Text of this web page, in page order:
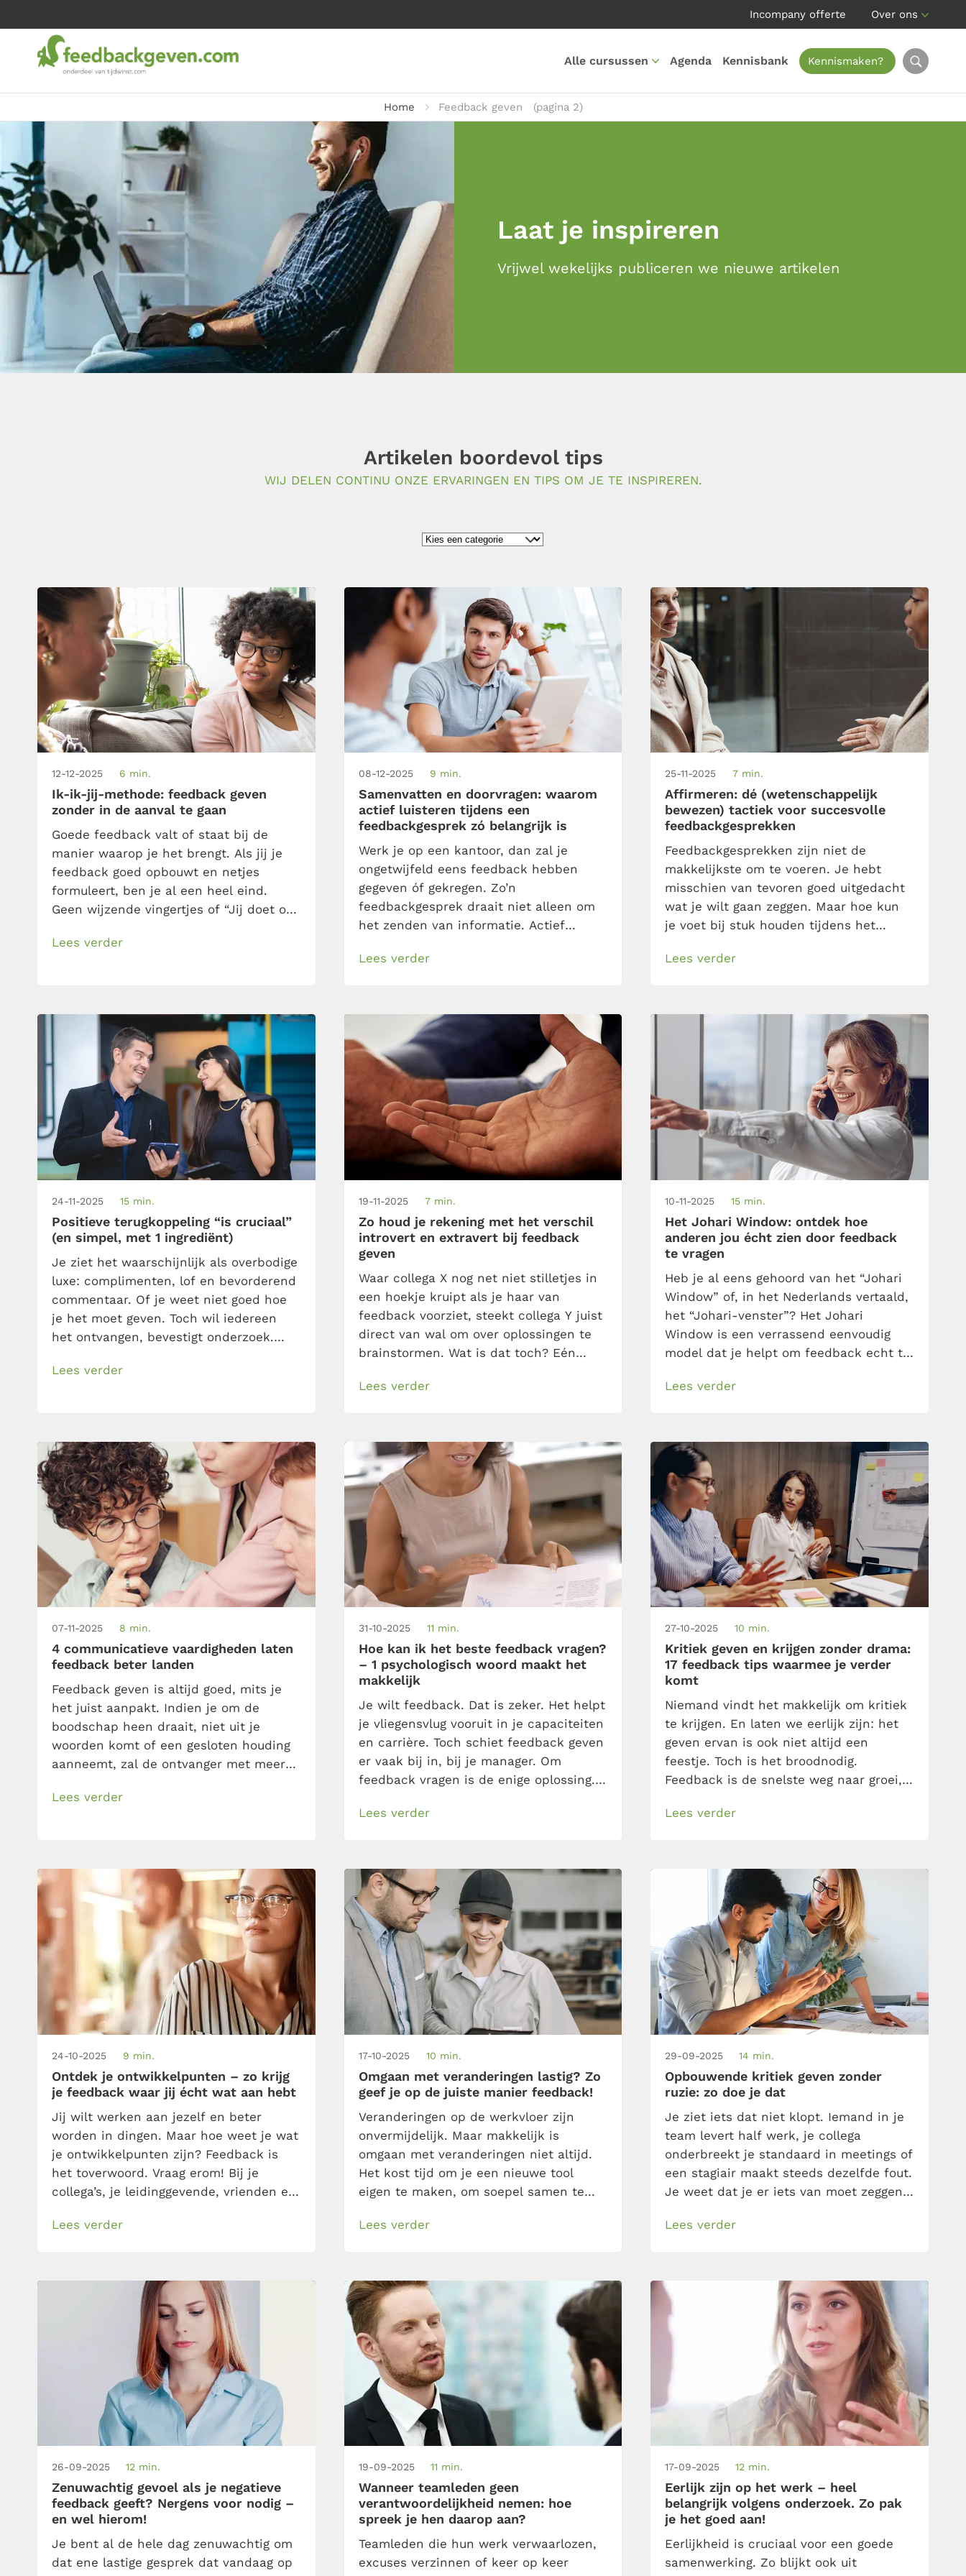
Incompany offerte Over ons
Alle cursussen Agenda Kennisbank Kennismaken?
Home Feedback geven (pagina 2)
Laat je inspireren
Vrijwel wekelijks publiceren we nieuwe artikelen
Artikelen boordevol tips
WIJ DELEN CONTINU ONZE ERVARINGEN EN TIPS OM JE TE INSPIREREN.
12-12-2025 6 min.
Ik-ik-jij-methode: feedback geven
zonder in de aanval te gaan
Goede feedback valt of staat bij de
manier waarop je het brengt. Als jij je
feedback goed opbouwt en netjes
formuleert, ben je al een heel eind.
Geen wijzende vingertjes of “Jij doet ook
feedback geven vanuit jezelf en met oog
Lees verder
08-12-2025 9 min.
Samenvatten en doorvragen: waarom
actief luisteren tijdens een
feedbackgesprek zó belangrijk is
Werk je op een kantoor, dan zal je
ongetwijfeld eens feedback hebben
gegeven óf gekregen. Zo’n
feedbackgesprek draait niet alleen om
het zenden van informatie. Actief
dat is meer dan een beetje hummen en
Lees verder
25-11-2025 7 min.
Affirmeren: dé (wetenschappelijk
bewezen) tactiek voor succesvolle
feedbackgesprekken
Feedbackgesprekken zijn niet de
makkelijkste om te voeren. Je hebt
misschien van tevoren goed uitgedacht
wat je wilt gaan zeggen. Maar hoe kun
je voet bij stuk houden tijdens het
het niet met je eens is of juist gekwetst
affirmeren.
Lees verder
24-11-2025 15 min.
Positieve terugkoppeling “is cruciaal”
(en simpel, met 1 ingrediënt)
Je ziet het waarschijnlijk als overbodige
luxe: complimenten, lof en bevorderend
commentaar. Of je weet niet goed hoe
je het moet geven. Toch wil iedereen
het ontvangen, bevestigt onderzoek.
effectieve positieve terugkoppeling en 1
Lees verder
19-11-2025 7 min.
Zo houd je rekening met het verschil
introvert en extravert bij feedback
geven
Waar collega X nog net niet stilletjes in
een hoekje kruipt als je haar van
feedback voorziet, steekt collega Y juist
direct van wal om over oplossingen te
brainstormen. Wat is dat toch? Eén
extravert speelt een grote rol. Zo houd
Lees verder
10-11-2025 15 min.
Het Johari Window: ontdek hoe
anderen jou écht zien door feedback
te vragen
Heb je al eens gehoord van het “Johari
Window” of, in het Nederlands vertaald,
het “Johari-venster”? Het Johari
Window is een verrassend eenvoudig
model dat je helpt om feedback echt te
van jezelf duidelijk zichtbaar zijn, welke
anderen wél zien, maar jij […]
Lees verder
07-11-2025 8 min.
4 communicatieve vaardigheden laten
feedback beter landen
Feedback geven is altijd goed, mits je
het juist aanpakt. Indien je om de
boodschap heen draait, niet uit je
woorden komt of een gesloten houding
aanneemt, zal de ontvanger met meer
Werk daarom aan je communicatieve
Lees verder
31-10-2025 11 min.
Hoe kan ik het beste feedback vragen?
– 1 psychologisch woord maakt het
makkelijk
Je wilt feedback. Dat is zeker. Het helpt
je vliegensvlug vooruit in je capaciteiten
en carrière. Toch schiet feedback geven
er vaak bij in, bij je manager. Om
feedback vragen is de enige oplossing.
het woord “feedback” vervangt, zegt
Lees verder
27-10-2025 10 min.
Kritiek geven en krijgen zonder drama:
17 feedback tips waarmee je verder
komt
Niemand vindt het makkelijk om kritiek
te krijgen. En laten we eerlijk zijn: het
geven ervan is ook niet altijd een
feestje. Toch is het broodnodig.
Feedback is de snelste weg naar groei,
riskeert een conflict, te zacht en je
Lees verder
24-10-2025 9 min.
Ontdek je ontwikkelpunten – zo krijg
je feedback waar jij écht wat aan hebt
Jij wilt werken aan jezelf en beter
worden in dingen. Maar hoe weet je wat
je ontwikkelpunten zijn? Feedback is
het toverwoord. Vraag erom! Bij je
collega’s, je leidinggevende, vrienden en
feedback waar je echt wat een hebt en
Lees verder
17-10-2025 10 min.
Omgaan met veranderingen lastig? Zo
geef je op de juiste manier feedback!
Veranderingen op de werkvloer zijn
onvermijdelijk. Maar makkelijk is
omgaan met veranderingen niet altijd.
Het kost tijd om je een nieuwe tool
eigen te maken, om soepel samen te
collega of om je werkprocessen
laten verlopen: geef feedback. Doe dat
op deze […]
Lees verder
29-09-2025 14 min.
Opbouwende kritiek geven zonder
ruzie: zo doe je dat
Je ziet iets dat niet klopt. Iemand in je
team levert half werk, je collega
onderbreekt je standaard in meetings of
een stagiair maakt steeds dezelfde fout.
Je weet dat je er iets van moet zeggen.
ongemakkelijk gesprek. En al helemaal
geven zonder […]
Lees verder
26-09-2025 12 min.
Zenuwachtig gevoel als je negatieve
feedback geeft? Nergens voor nodig –
en wel hierom!
Je bent al de hele dag zenuwachtig om
dat ene lastige gesprek dat vandaag op
19-09-2025 11 min.
Wanneer teamleden geen
verantwoordelijkheid nemen: hoe
spreek je hen daarop aan?
Teamleden die hun werk verwaarlozen,
excuses verzinnen of keer op keer
17-09-2025 12 min.
Eerlijk zijn op het werk – heel
belangrijk volgens onderzoek. Zo pak
je het goed aan!
Eerlijkheid is cruciaal voor een goede
samenwerking. Zo blijkt ook uit